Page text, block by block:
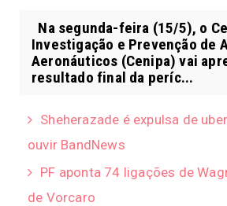
Na segunda-feira (15/5), o
Investigação e Prevenção de
Aeronáuticos (Cenipa) vai
resultado final da períc...
Sheherazade é expulsa de
ouvir BandNews
PF aponta 74 ligações de
de Vorcaro